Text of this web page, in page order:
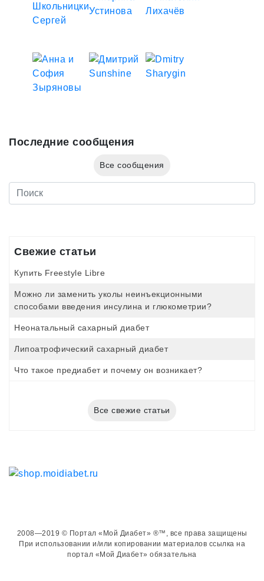
Последние сообщения
Все сообщения
Свежие статьи
Купить Freestyle Libre
Можно ли заменить уколы неинъекционными
способами введения инсулина и глюкометрии?
Неонатальный сахарный диабет
Липоатрофический сахарный диабет
Что такое предиабет и почему он возникает?
Все свежие статьи
2008—2019 © Портал «Мой Диабет» ®™, все права защищены
При использовании и/или копировании материалов ссылка на
портал «Мой Диабет» обязательна